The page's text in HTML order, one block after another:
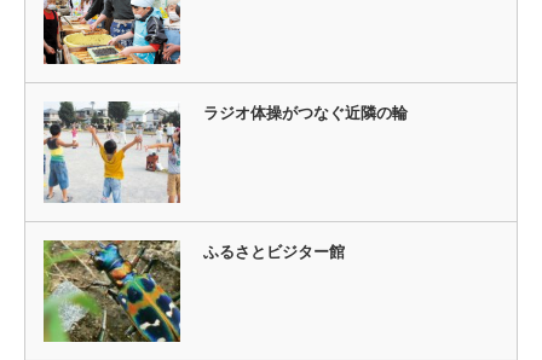
ラジオ体操がつなぐ近隣の輪
ふるさとビジター館